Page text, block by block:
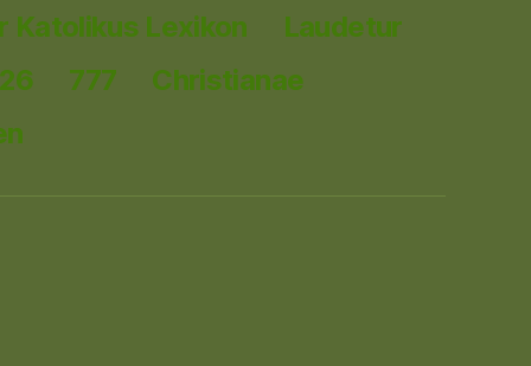
Katolikus Lexikon
Laudetur
777
Christianae